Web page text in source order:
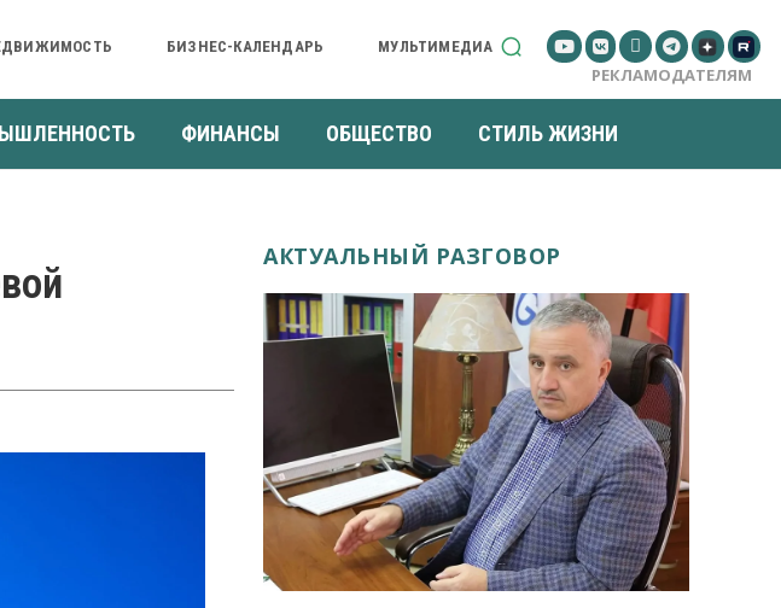
БИЗНЕС-КАЛЕНДАРЬ МУЛЬТИМЕДИА
РЕКЛАМОДАТЕЛЯМ
ФИНАНСЫ ОБЩЕСТВО СТИЛЬ ЖИЗНИ
АКТУАЛЬНЫЙ РАЗГОВОР